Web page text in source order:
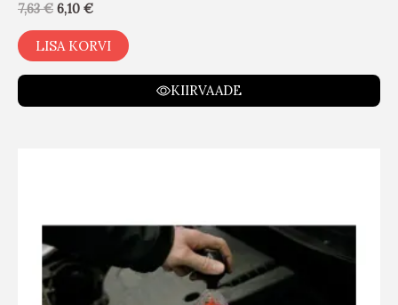
7,63€ 6,10 €
LISA KORVI
KIIRVAADE